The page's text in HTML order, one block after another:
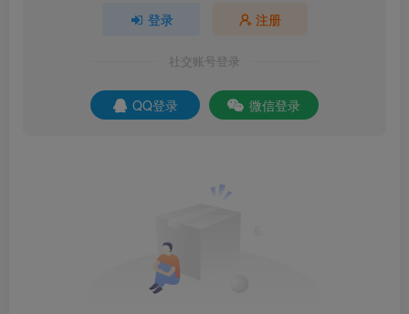
登录 注册
社交账号登录
QQ登录 微信登录